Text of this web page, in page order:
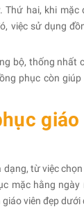
hai, khi
việc sử dụng
bộ, thống
phục còn
từ việc
mặc hằng
viên đẹp dưới